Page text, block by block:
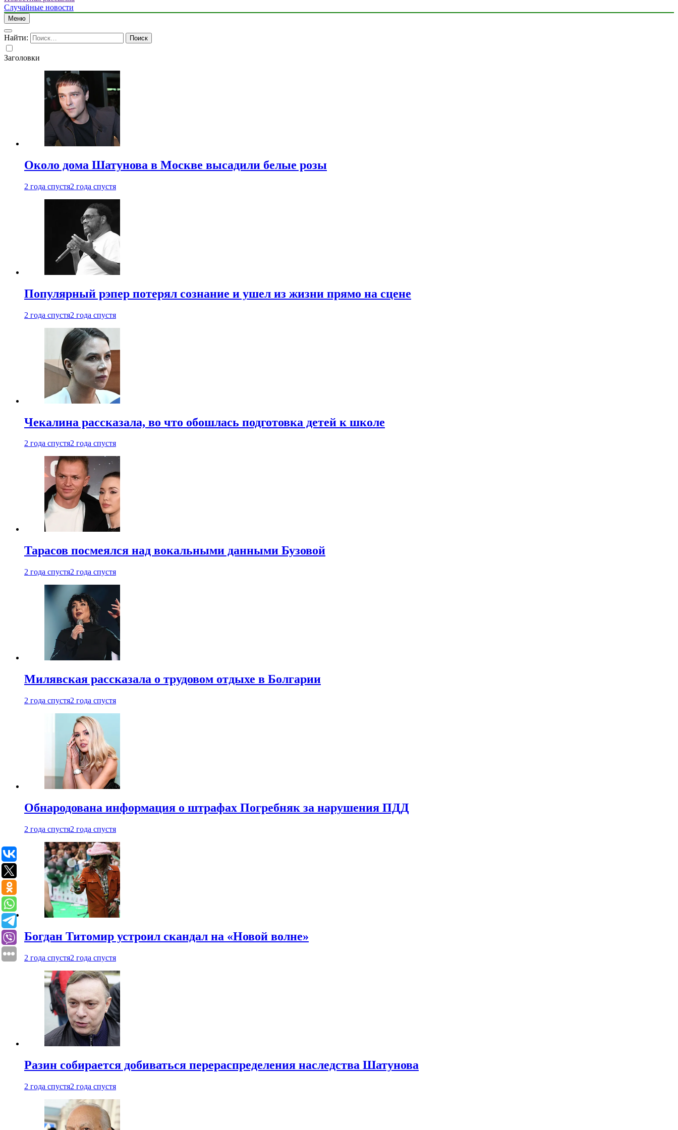
Случайные новости
Меню
Найти:
Заголовки
Около дома Шатунова в Москве высадили белые розы
2 года спустя2 года спустя
Популярный рэпер потерял сознание и ушел из жизни прямо на сцене
2 года спустя2 года спустя
Чекалина рассказала, во что обошлась подготовка детей к школе
2 года спустя2 года спустя
Тарасов посмеялся над вокальными данными Бузовой
2 года спустя2 года спустя
Милявская рассказала о трудовом отдыхе в Болгарии
2 года спустя2 года спустя
Обнародована информация о штрафах Погребняк за нарушения ПДД
2 года спустя2 года спустя
Богдан Титомир устроил скандал на «Новой волне»
2 года спустя2 года спустя
Разин собирается добиваться перераспределения наследства Шатунова
2 года спустя2 года спустя